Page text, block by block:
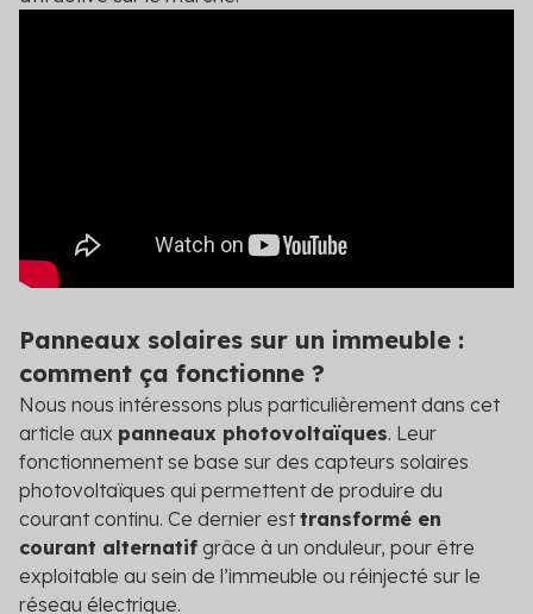
Panneaux solaires sur un immeuble :
comment ça fonctionne ?
Nous nous intéressons plus particulièrement dans cet
article aux panneaux photovoltaïques. Leur
fonctionnement se base sur des capteurs solaires
photovoltaïques qui permettent de produire du
courant continu. Ce dernier est transformé en
courant alternatif grâce à un onduleur, pour être
exploitable au sein de l’immeuble ou réinjecté sur le
réseau électrique.